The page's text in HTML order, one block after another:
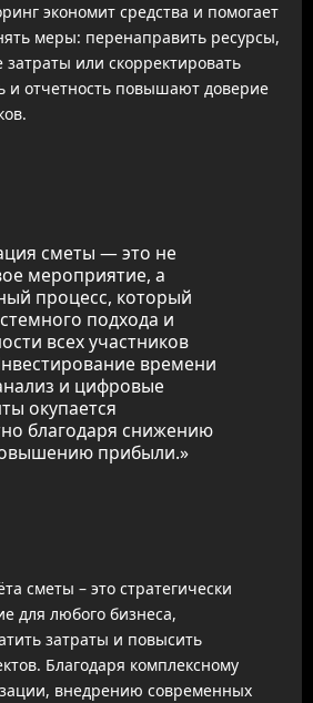
экономит средства и помогает
меры: перенаправить ресурсы,
или скорректировать
и отчетность повышают доверие
сметы — это не
мероприятие, а
процесс, который
подхода и
всех участников
времени
и цифровые
окупается
благодаря снижению
прибыли.»
сметы – это стратегически
для любого бизнеса,
затраты и повысить
Благодаря комплексному
внедрению современных